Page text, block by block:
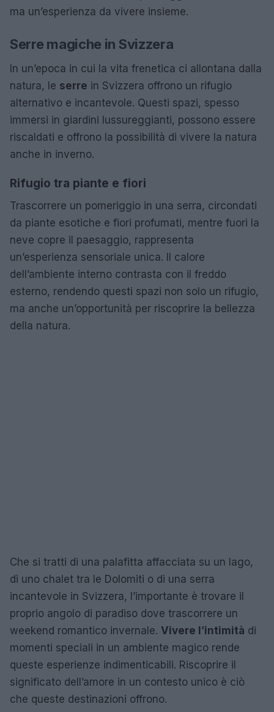
ma un’esperienza da vivere insieme.
Serre magiche in Svizzera
In un’epoca in cui la vita frenetica ci allontana dalla
natura, le serre in Svizzera offrono un rifugio
alternativo e incantevole. Questi spazi, spesso
immersi in giardini lussureggianti, possono essere
riscaldati e offrono la possibilità di vivere la natura
anche in inverno.
Rifugio tra piante e fiori
Trascorrere un pomeriggio in una serra, circondati
da piante esotiche e fiori profumati, mentre fuori la
neve copre il paesaggio, rappresenta
un’esperienza sensoriale unica. Il calore
dell’ambiente interno contrasta con il freddo
esterno, rendendo questi spazi non solo un rifugio,
ma anche un’opportunità per riscoprire la bellezza
della natura.
Che si tratti di una palafitta affacciata su un lago,
di uno chalet tra le Dolomiti o di una serra
incantevole in Svizzera, l’importante è trovare il
proprio angolo di paradiso dove trascorrere un
weekend romantico invernale. Vivere l’intimità di
momenti speciali in un ambiente magico rende
queste esperienze indimenticabili. Riscoprire il
significato dell’amore in un contesto unico è ciò
che queste destinazioni offrono.